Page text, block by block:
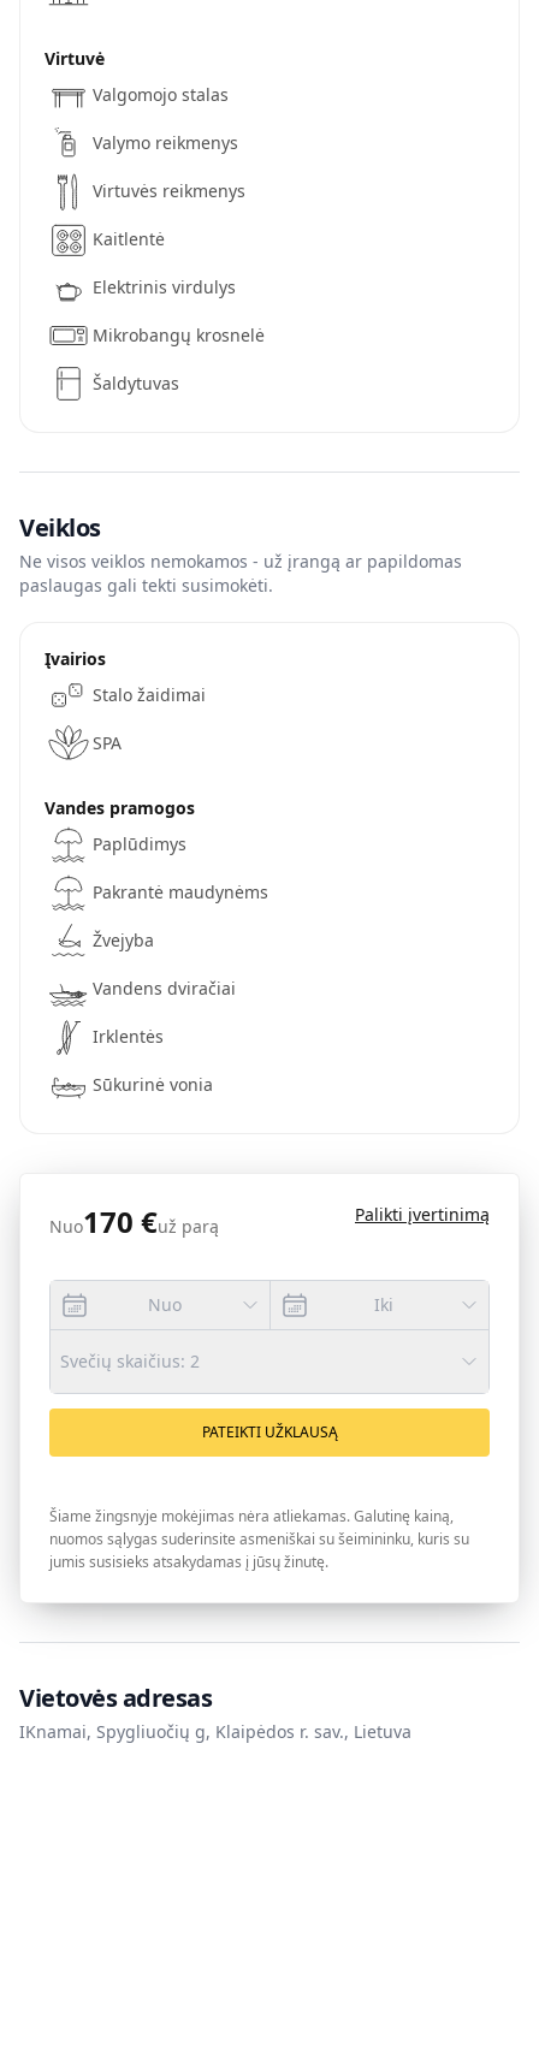
Virtuvė
Valgomojo stalas
Valymo reikmenys
Virtuvės reikmenys
Kaitlentė
Elektrinis virdulys
Mikrobangų krosnelė
Šaldytuvas
Veiklos
Ne visos veiklos nemokamos - už įrangą ar papildomas
paslaugas gali tekti susimokėti.
Įvairios
Stalo žaidimai
SPA
Vandes pramogos
Paplūdimys
Pakrantė maudynėms
Žvejyba
Vandens dviračiai
Irklentės
Sūkurinė vonia
Nuo170 €už parą
Palikti įvertinimą
Nuo Iki
Svečių skaičius: 2
PATEIKTI UŽKLAUSĄ
Šiame žingsnyje mokėjimas nėra atliekamas. Galutinę kainą,
nuomos sąlygas suderinsite asmeniškai su šeimininku, kuris su
jumis susisieks atsakydamas į jūsų žinutę.
Vietovės adresas
IKnamai, Spygliuočių g, Klaipėdos r. sav., Lietuva